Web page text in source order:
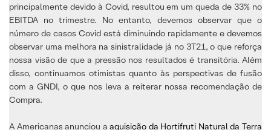
principalmente devido à Covid, resultou em um queda de 33% no
EBITDA no trimestre. No entanto, devemos observar que o
número de casos Covid está diminuindo rapidamente e devemos
observar uma melhora na sinistralidade já no 3T21, o que reforça
nossa visão de que a pressão nos resultados é transitória. Além
disso, continuamos otimistas quanto às perspectivas de fusão
com a GNDI, o que nos leva a reiterar nossa recomendação de
Compra.
A Americanas anunciou aaquisição da Hortifruti Natural da Terra